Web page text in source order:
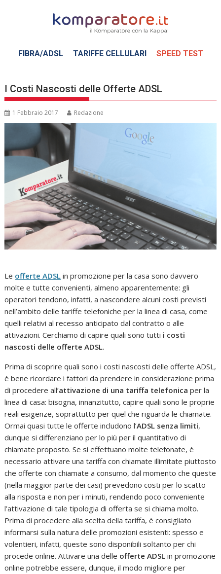
FIBRA/ADSL TARIFFE CELLULARI SPEED TEST
I Costi Nascosti delle Offerte ADSL
1 Febbraio 2017 Redazione
Le offerte ADSL in promozione per la casa sono davvero
molte e tutte convenienti, almeno apparentemente: gli
operatori tendono, infatti, a nascondere alcuni costi previsti
nell’ambito delle tariffe telefoniche per la linea di casa, come
quelli relativi al recesso anticipato dal contratto o alle
attivazioni. Cerchiamo di capire quali sono tutti i costi
nascosti delle offerte ADSL.
Prima di scoprire quali sono i costi nascosti delle offerte ADSL,
è bene ricordare i fattori da prendere in considerazione prima
di procedere all’attivazione di una tariffa telefonica per la
linea di casa: bisogna, innanzitutto, capire quali sono le proprie
reali esigenze, soprattutto per quel che riguarda le chiamate.
Ormai quasi tutte le offerte includono l’ADSL senza limiti,
dunque si differenziano per lo più per il quantitativo di
chiamate proposto. Se si effettuano molte telefonate, è
necessario attivare una tariffa con chiamate illimitate piuttosto
che offerte con chiamate a consumo, dal momento che queste
(nella maggior parte dei casi) prevedono costi per lo scatto
alla risposta e non per i minuti, rendendo poco conveniente
l’attivazione di tale tipologia di offerta se si chiama molto.
Prima di procedere alla scelta della tariffa, è consigliato
informarsi sulla natura delle promozioni esistenti: spesso e
volentieri, infatti, queste sono disponibili soltanto per chi
procede online. Attivare una delle offerte ADSL in promozione
online potrebbe essere, dunque, il modo migliore per